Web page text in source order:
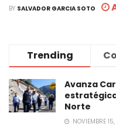
BY SALVADOR GARCIA SOTO
Trending
Avanza
Norte
NOVIEMBRE